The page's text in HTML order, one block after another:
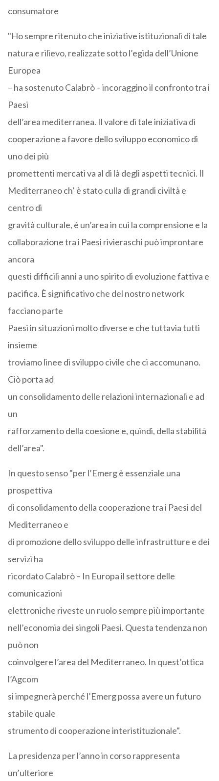
consumatore
"Ho sempre ritenuto che iniziative istituzionali di tale
natura e rilievo, realizzate sotto l’egida dell’Unione
Europea
– ha sostenuto Calabrò – incoraggino il confronto tra i
Paesi
dell’area mediterranea. Il valore di tale iniziativa di
cooperazione a favore dello sviluppo economico di
uno dei più
promettenti mercati va al di là degli aspetti tecnici. Il
Mediterraneo ch’ è stato culla di grandi civiltà e
centro di
gravità culturale, è un’area in cui la comprensione e la
collaborazione tra i Paesi rivieraschi può improntare
ancora
questi difficili anni a uno spirito di evoluzione fattiva e
pacifica. È significativo che del nostro network
facciano parte
Paesi in situazioni molto diverse e che tuttavia tutti
insieme
troviamo linee di sviluppo civile che ci accomunano.
Ciò porta ad
un consolidamento delle relazioni internazionali e ad
un
rafforzamento della coesione e, quindi, della stabilità
dell’area".
In questo senso "per l’Emerg è essenziale una
prospettiva
di consolidamento della cooperazione tra i Paesi del
Mediterraneo e
di promozione dello sviluppo delle infrastrutture e dei
servizi ha
ricordato Calabrò – In Europa il settore delle
comunicazioni
elettroniche riveste un ruolo sempre più importante
nell’economia dei singoli Paesi. Questa tendenza non
può non
coinvolgere l’area del Mediterraneo. In quest’ottica
l’Agcom
si impegnerà perché l’Emerg possa avere un futuro
stabile quale
strumento di cooperazione interistituzionale".
La presidenza per l’anno in corso rappresenta
un’ulteriore